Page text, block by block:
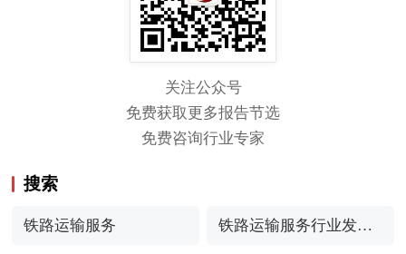
关注公众号
免费获取更多报告节选
免费咨询行业专家
搜索
铁路运输服务 铁路运输服务行业发展